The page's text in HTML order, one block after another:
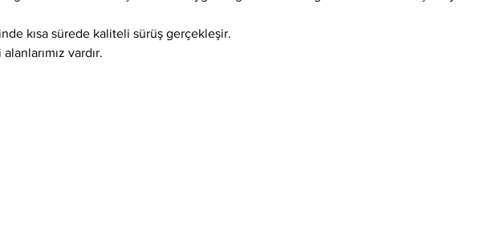
kısa sürede kaliteli sürüş gerçekleşir.
vardır.